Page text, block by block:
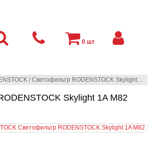
/Светофильтр RODENSTOCK Skylight 1A M82
Skylight 1A M82
0 шт